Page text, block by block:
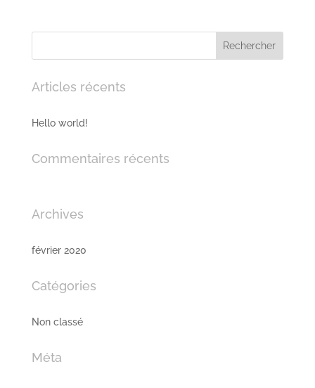
Articles récents
Hello world!
Commentaires récents
Archives
février 2020
Catégories
Non classé
Méta